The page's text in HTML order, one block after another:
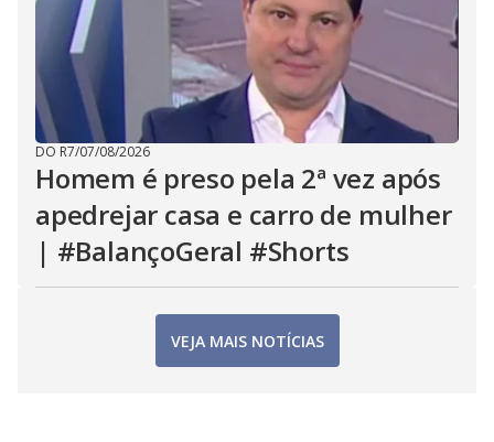
DO R7/07/08/2026
Homem é preso pela 2ª vez após
apedrejar casa e carro de mulher
| #BalançoGeral #Shorts
VEJA MAIS NOTÍCIAS